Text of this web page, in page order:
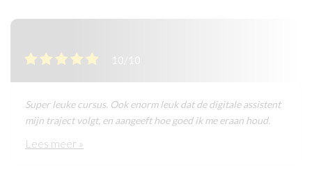
10/10
Super leuke cursus. Ook enorm leuk dat de digitale assistent
mijn traject volgt, en aangeeft hoe goed ik me eraan houd.
Lees meer »